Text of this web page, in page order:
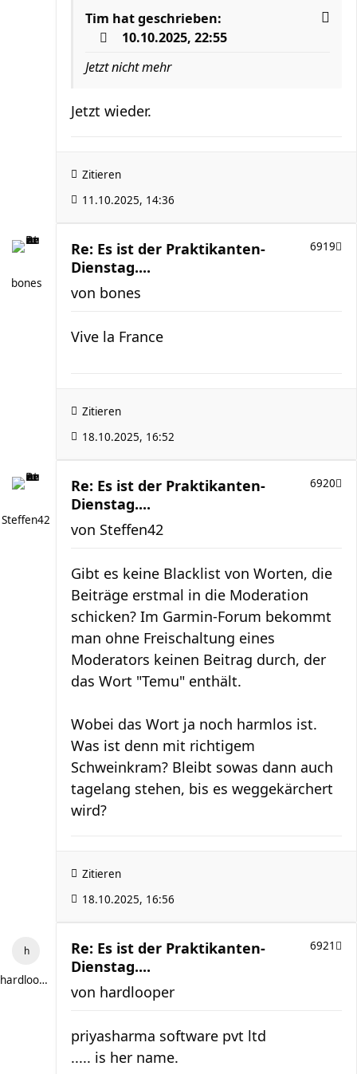
Tim hat geschrieben:
10.10.2025, 22:55
Jetzt nicht mehr
Jetzt wieder.
Zitieren
11.10.2025, 14:36
bones
Re: Es ist der Praktikanten-
Dienstag....
6919
von bones
Vive la France
Zitieren
18.10.2025, 16:52
Steffen42
Re: Es ist der Praktikanten-
Dienstag....
6920
von Steffen42
Gibt es keine Blacklist von Worten, die
Beiträge erstmal in die Moderation
schicken? Im Garmin-Forum bekommt
man ohne Freischaltung eines
Moderators keinen Beitrag durch, der
das Wort "Temu" enthält.
Wobei das Wort ja noch harmlos ist.
Was ist denn mit richtigem
Schweinkram? Bleibt sowas dann auch
tagelang stehen, bis es weggekärchert
wird?
Zitieren
18.10.2025, 16:56
hardlooper
Re: Es ist der Praktikanten-
Dienstag....
6921
von hardlooper
priyasharma software pvt ltd
..... is her name.